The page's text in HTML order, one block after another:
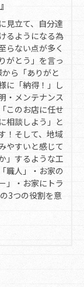
見立て、自分達
るようになる為
らない点が多く
がとう」を言っ
ら「ありがと
に「納得！」し
・メンテナンス
このお店に任せ
相談しよう」と
！そして、地域
やすいと感じて
」するような工
職人」・お家の
」・お家にトラ
3つの役割を意